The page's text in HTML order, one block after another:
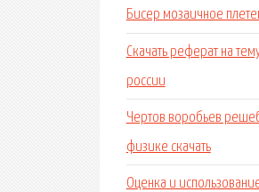
Бисер мозаичное
Скачать реферат на
россии
Чертов воробьев
физике скачать
Оценка и